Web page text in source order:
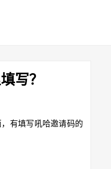
写？
有填写吼哈邀请码的